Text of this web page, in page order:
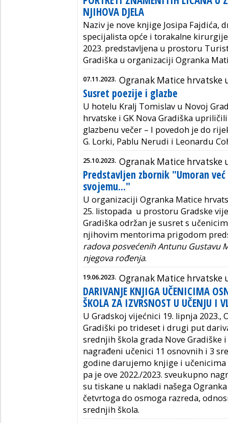
NJIHOVA DJELA
Naziv je nove knjige Josipa Fajdića,
specijalista opće i torakalne
2023. predstavljena u prostoru
Gradiška u organizaciji Ogranka
07.11.2023. Ogranak Matice hrvatske
Susret poezije i glazbe
U hotelu Kralj Tomislav u Novoj
hrvatske i GK Nova Gradiška
glazbenu večer – I povedoh je do
G. Lorki, Pablu Nerudi i Leonardu
25.10.2023. Ogranak Matice hrvatske
Predstavljen zbornik "Umoran
svojemu..."
U organizaciji Ogranka Matice
25. listopada u prostoru Gradske
Gradiška održan je susret s
njihovim mentorima prigodom
radova posvećenih Antunu Gustavu
njegova rođenja.
19.06.2023. Ogranak Matice hrvatske
DARIVANJE KNJIGA UČENICIMA
ŠKOLA ZA IZVRSNOST U UČENJU I
U Gradskoj vijećnici 19. lipnja
Gradiški po trideset i drugi put
srednjih škola grada Nove Gradiške
nagrađeni učenici 11 osnovnih i 3
godine darujemo knjige i
pa je ove 2022./2023. sveukupno
su tiskane u nakladi našega
četvrtoga do osmoga razreda,
srednjih škola.